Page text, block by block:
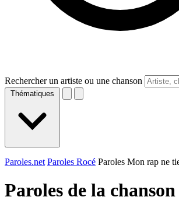
Rechercher un artiste ou une chanson
Thématiques
Paroles.net Paroles Rocé Paroles Mon rap ne
Paroles de la